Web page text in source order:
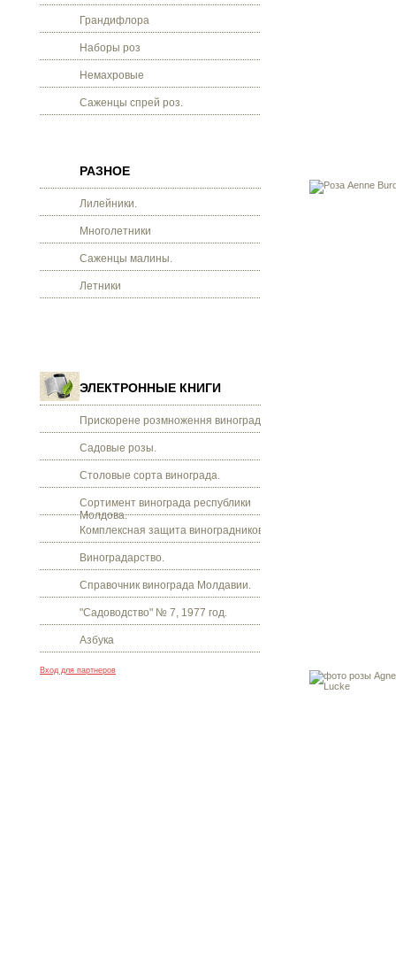
Грандифлора
Наборы роз
Немахровые
Саженцы спрей роз.
РАЗНОЕ
Лилейники.
Многолетники
Саженцы малины.
Летники
ЭЛЕКТРОННЫЕ КНИГИ
Прискорене розмноження винограду.
Садовые розы.
Столовые сорта винограда.
Сортимент винограда республики
Молдова.
Комплексная защита виноградников.
Виноградарство.
Справочник винограда Молдавии.
"Садоводство" № 7, 1977 год.
Азбука
Вход для партнеров